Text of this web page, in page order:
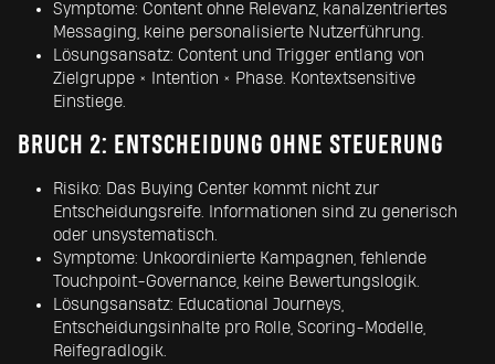
Symptome: Content ohne Relevanz, kanalzentriertes
Messaging, keine personalisierte Nutzerführung.
Lösungsansatz: Content und Trigger entlang von
Zielgruppe × Intention × Phase. Kontextsensitive
Einstiege.
BRUCH 2: ENTSCHEIDUNG OHNE STEUERUNG
Risiko: Das Buying Center kommt nicht zur
Entscheidungsreife. Informationen sind zu generisch
oder unsystematisch.
Symptome: Unkoordinierte Kampagnen, fehlende
Touchpoint-Governance, keine Bewertungslogik.
Lösungsansatz: Educational Journeys,
Entscheidungsinhalte pro Rolle, Scoring-Modelle,
Reifegradlogik.